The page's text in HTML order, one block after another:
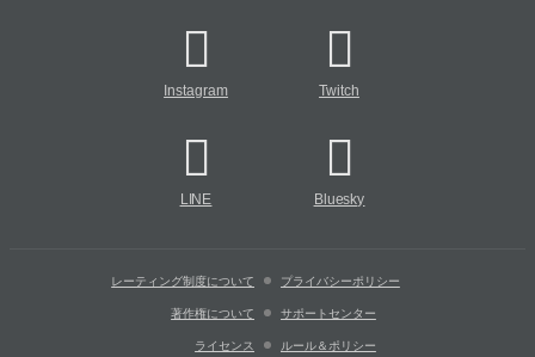
Instagram Twitch
LINE Bluesky
レーティング制度について プライバシーポリシー
著作権について サポートセンター
ライセンス ルール＆ポリシー